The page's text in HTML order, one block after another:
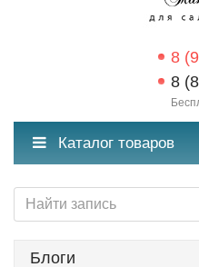
8
8
Каталог товаров
Блоги